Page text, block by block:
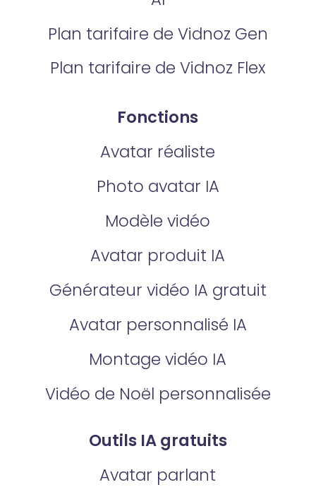
Plan tarifaire de Vidnoz Gen
Plan tarifaire de Vidnoz Flex
Fonctions
Avatar réaliste
Photo avatar IA
Modèle vidéo
Avatar produit IA
Générateur vidéo IA gratuit
Avatar personnalisé IA
Montage vidéo IA
Vidéo de Noël personnalisée
Outils IA gratuits
Avatar parlant